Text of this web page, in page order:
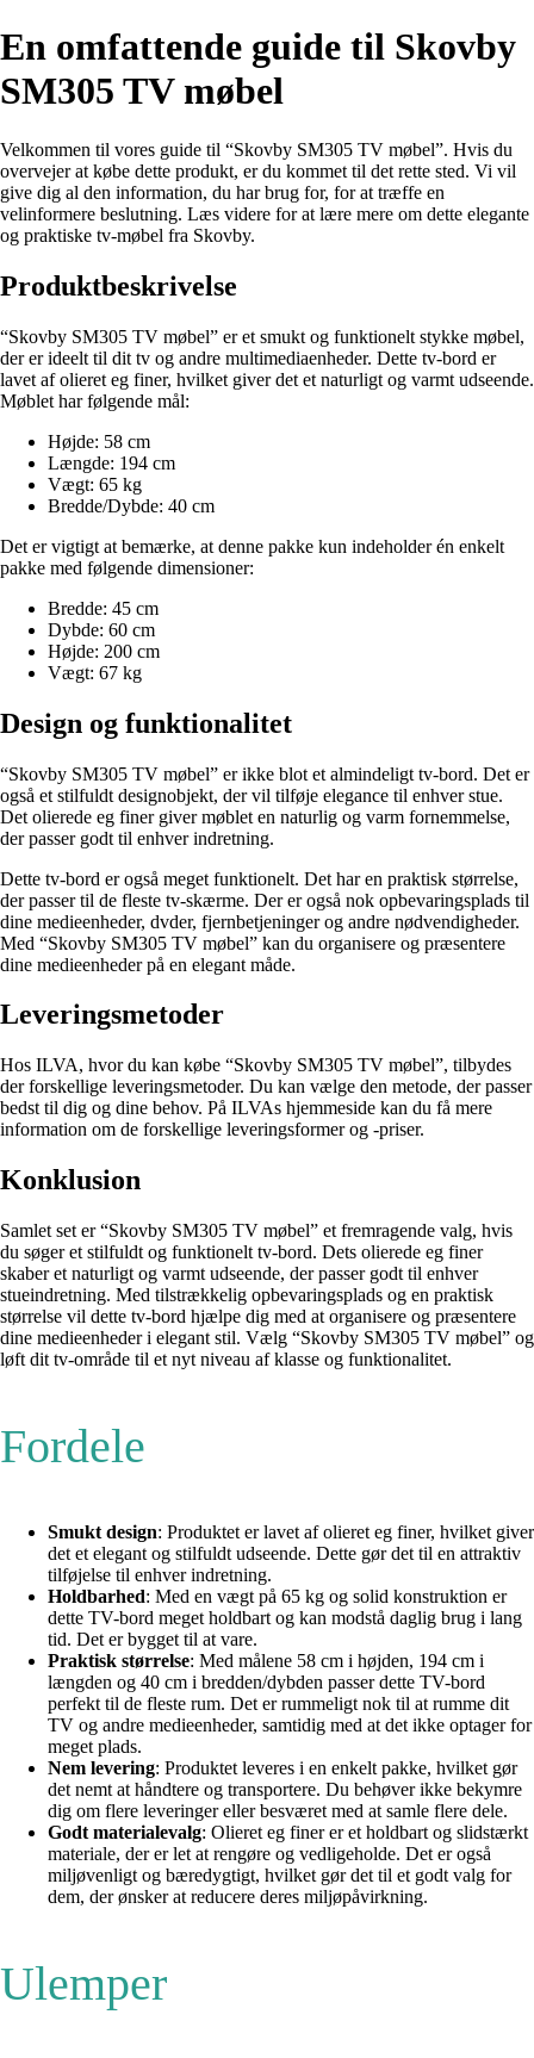
En omfattende guide til Skovby
SM305 TV møbel
Velkommen til vores guide til “Skovby SM305 TV møbel”. Hvis du
overvejer at købe dette produkt, er du kommet til det rette sted. Vi vil
give dig al den information, du har brug for, for at træffe en
velinformere beslutning. Læs videre for at lære mere om dette elegante
og praktiske tv-møbel fra Skovby.
Produktbeskrivelse
“Skovby SM305 TV møbel” er et smukt og funktionelt stykke møbel,
der er ideelt til dit tv og andre multimediaenheder. Dette tv-bord er
lavet af olieret eg finer, hvilket giver det et naturligt og varmt udseende.
Møblet har følgende mål:
Højde: 58 cm
Længde: 194 cm
Vægt: 65 kg
Bredde/Dybde: 40 cm
Det er vigtigt at bemærke, at denne pakke kun indeholder én enkelt
pakke med følgende dimensioner:
Bredde: 45 cm
Dybde: 60 cm
Højde: 200 cm
Vægt: 67 kg
Design og funktionalitet
“Skovby SM305 TV møbel” er ikke blot et almindeligt tv-bord. Det er
også et stilfuldt designobjekt, der vil tilføje elegance til enhver stue.
Det olierede eg finer giver møblet en naturlig og varm fornemmelse,
der passer godt til enhver indretning.
Dette tv-bord er også meget funktionelt. Det har en praktisk størrelse,
der passer til de fleste tv-skærme. Der er også nok opbevaringsplads til
dine medieenheder, dvder, fjernbetjeninger og andre nødvendigheder.
Med “Skovby SM305 TV møbel” kan du organisere og præsentere
dine medieenheder på en elegant måde.
Leveringsmetoder
Hos ILVA, hvor du kan købe “Skovby SM305 TV møbel”, tilbydes
der forskellige leveringsmetoder. Du kan vælge den metode, der passer
bedst til dig og dine behov. På ILVAs hjemmeside kan du få mere
information om de forskellige leveringsformer og -priser.
Konklusion
Samlet set er “Skovby SM305 TV møbel” et fremragende valg, hvis
du søger et stilfuldt og funktionelt tv-bord. Dets olierede eg finer
skaber et naturligt og varmt udseende, der passer godt til enhver
stueindretning. Med tilstrækkelig opbevaringsplads og en praktisk
størrelse vil dette tv-bord hjælpe dig med at organisere og præsentere
dine medieenheder i elegant stil. Vælg “Skovby SM305 TV møbel” og
løft dit tv-område til et nyt niveau af klasse og funktionalitet.
Fordele
Smukt design: Produktet er lavet af olieret eg finer, hvilket giver
det et elegant og stilfuldt udseende. Dette gør det til en attraktiv
tilføjelse til enhver indretning.
Holdbarhed: Med en vægt på 65 kg og solid konstruktion er
dette TV-bord meget holdbart og kan modstå daglig brug i lang
tid. Det er bygget til at vare.
Praktisk størrelse: Med målene 58 cm i højden, 194 cm i
længden og 40 cm i bredden/dybden passer dette TV-bord
perfekt til de fleste rum. Det er rummeligt nok til at rumme dit
TV og andre medieenheder, samtidig med at det ikke optager for
meget plads.
Nem levering: Produktet leveres i en enkelt pakke, hvilket gør
det nemt at håndtere og transportere. Du behøver ikke bekymre
dig om flere leveringer eller besværet med at samle flere dele.
Godt materialevalg: Olieret eg finer er et holdbart og slidstærkt
materiale, der er let at rengøre og vedligeholde. Det er også
miljøvenligt og bæredygtigt, hvilket gør det til et godt valg for
dem, der ønsker at reducere deres miljøpåvirkning.
Ulemper